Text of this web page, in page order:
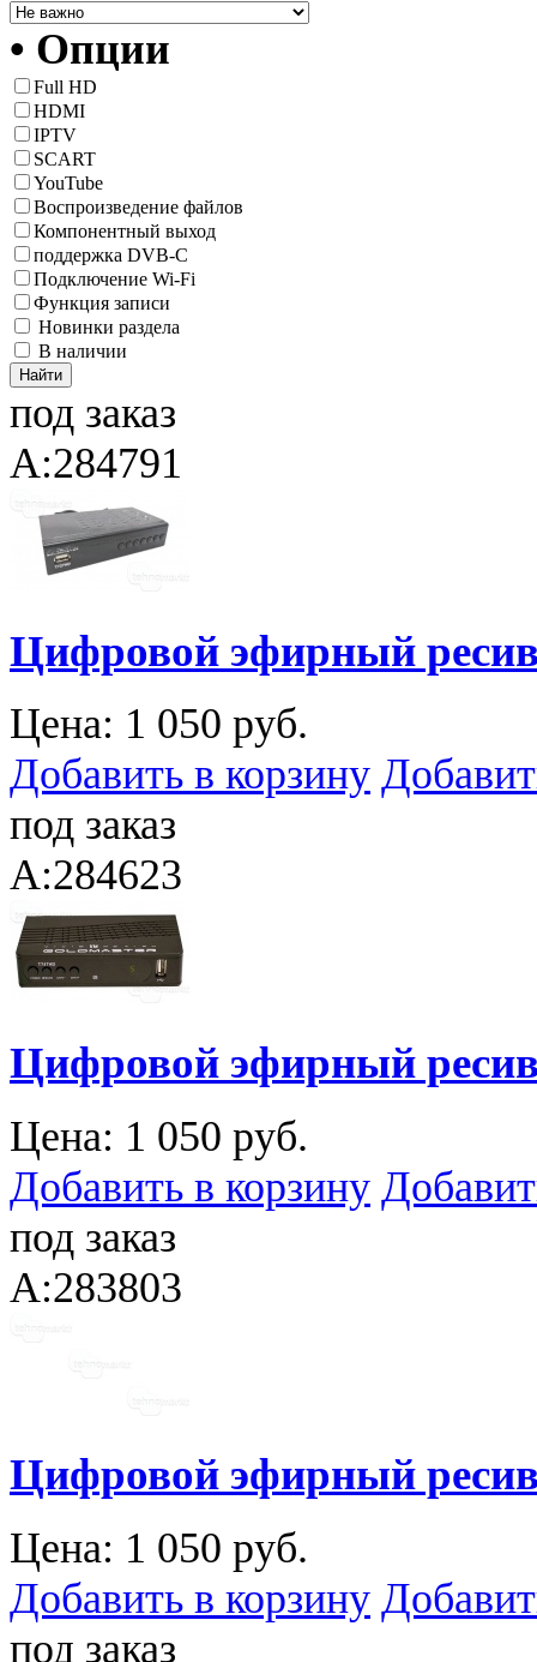
• Опции
Full HD
HDMI
IPTV
SCART
YouTube
Воспроизведение файлов
Компонентный выход
поддержка DVB-C
Подключение Wi-Fi
Функция записи
Новинки раздела
В наличии
под заказ
A:284791
Цифровой эфирный
Цена: 1 050 руб.
Добавить в корзину
под заказ
A:284623
Цифровой эфирный
Цена: 1 050 руб.
Добавить в корзину
под заказ
A:283803
Цифровой эфирный
Цена: 1 050 руб.
Добавить в корзину
под заказ